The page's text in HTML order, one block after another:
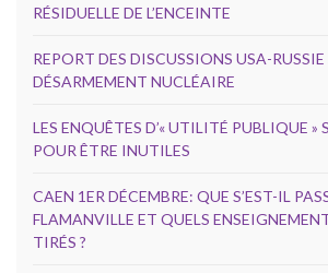
RÉSIDUELLE DE L’ENCEINTE
REPORT DES DISCUSSIONS USA-RUSSIE
DÉSARMEMENT NUCLÉAIRE
LES ENQUÊTES D’« UTILITÉ PUBLIQUE »
POUR ÊTRE INUTILES
CAEN 1ER DÉCEMBRE: QUE S’EST-IL
FLAMANVILLE ET QUELS
TIRÉS ?